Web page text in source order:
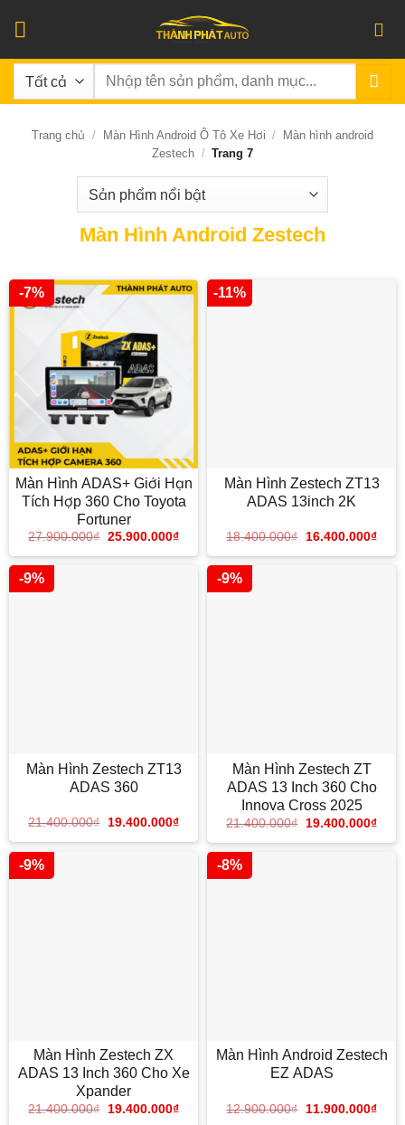
qua
nội
dung
Tìm
Trang chủ / Màn Hình Android Ô Tô Xe Hơi /
Màn hình android
Zestech / Trang 7
Màn Hình Android Zestech
-7%
Màn Hình ADAS+ Giới Hạn
Tích Hợp 360 Cho Toyota
Fortuner
27.900.000₫ 25.900.000₫
-11%
Màn Hình Zestech ZT13
ADAS 13inch 2K
18.400.000₫ 16.400.000₫
-9%
Màn Hình Zestech ZT13
ADAS 360
21.400.000₫ 19.400.000₫
-9%
Màn Hình Zestech ZT
ADAS 13 Inch 360 Cho
Innova Cross 2025
21.400.000₫ 19.400.000₫
-9%
Màn Hình Zestech ZX
ADAS 13 Inch 360 Cho Xe
Xpander
21.400.000₫ 19.400.000₫
-8%
Màn Hình Android Zestech
EZ ADAS
12.900.000₫ 11.900.000₫